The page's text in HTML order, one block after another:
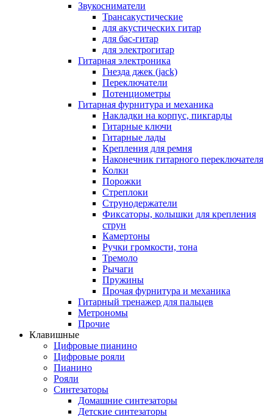
Звукосниматели
Трансакустические
для акустических гитар
для бас-гитар
для электрогитар
Гитарная электроника
Гнезда джек (jack)
Переключатели
Потенциометры
Гитарная фурнитура и механика
Накладки на корпус, пикгарды
Гитарные ключи
Гитарные лады
Крепления для ремня
Наконечник гитарного переключателя
Колки
Порожки
Стреплоки
Струнодержатели
Фиксаторы, колышки для крепления
струн
Камертоны
Ручки громкости, тона
Тремоло
Рычаги
Пружины
Прочая фурнитура и механика
Гитарный тренажер для пальцев
Метрономы
Прочие
Клавишные
Цифровые пианино
Цифровые рояли
Пианино
Рояли
Синтезаторы
Домашние синтезаторы
Детские синтезаторы